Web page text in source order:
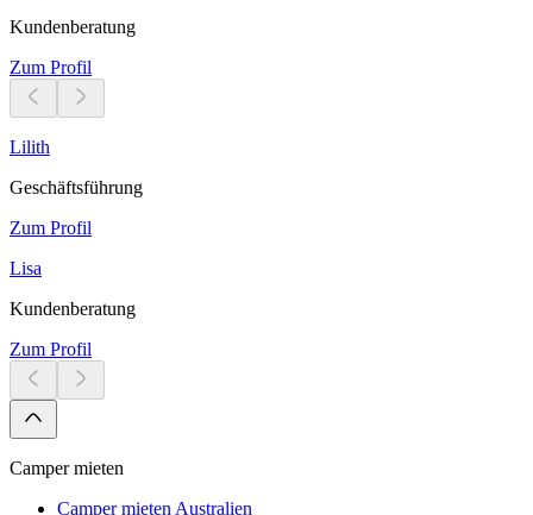
Kundenberatung
Zum Profil
Lilith
Geschäftsführung
Zum Profil
Lisa
Kundenberatung
Zum Profil
Camper mieten
Camper mieten Australien